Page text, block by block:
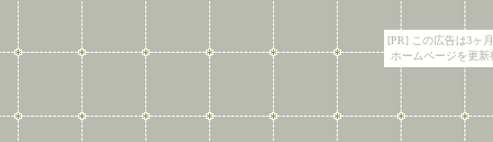
[PR] この広告は3ヶ
ホームページを更